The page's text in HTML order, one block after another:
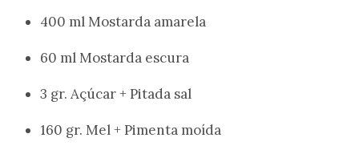
400 ml Mostarda amarela
60 ml Mostarda escura
3 gr. Açúcar + Pitada sal
160 gr. Mel + Pimenta moída